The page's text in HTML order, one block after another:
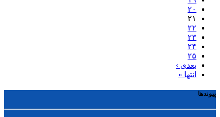
۲۰
۲۱
۲۲
۲۳
۲۴
۲۵
بعدی ›
انتها »
پیوندها